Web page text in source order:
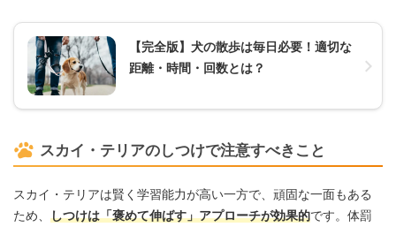
【完全版】犬の散歩は毎日必要！適切な
距離・時間・回数とは？
スカイ・テリアのしつけで注意すべきこと
スカイ・テリアは賢く学習能力が高い一方で、頑固な一面もある
ため、 しつけは「褒めて伸ばす」アプローチが効果的です。体罰